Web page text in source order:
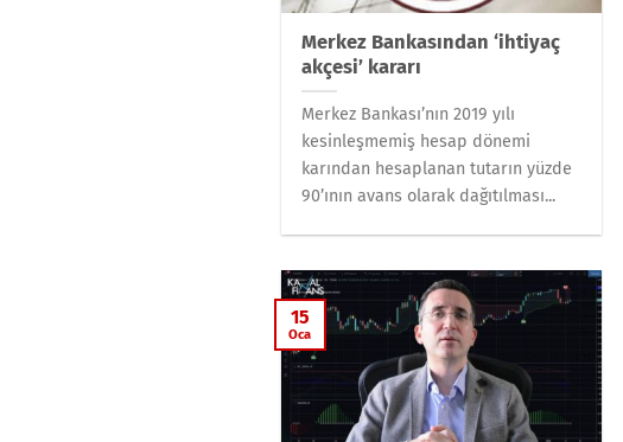
Merkez Bankasından ‘ihtiyaç
akçesi’ kararı
Merkez Bankası’nın 2019 yılı
kesinleşmemiş hesap dönemi
karından hesaplanan tutarın yüzde
90’ının avans olarak dağıtılması...
15
Oca